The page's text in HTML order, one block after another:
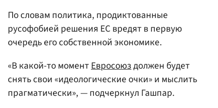
По словам политика, продиктованные
русофобией решения ЕС вредят в первую
очередь его собственной экономике.
«В какой-то моментЕвросоюздолжен будет
снять свои «идеологические очки» и мыслить
прагматически», — подчеркнул Гашпар.